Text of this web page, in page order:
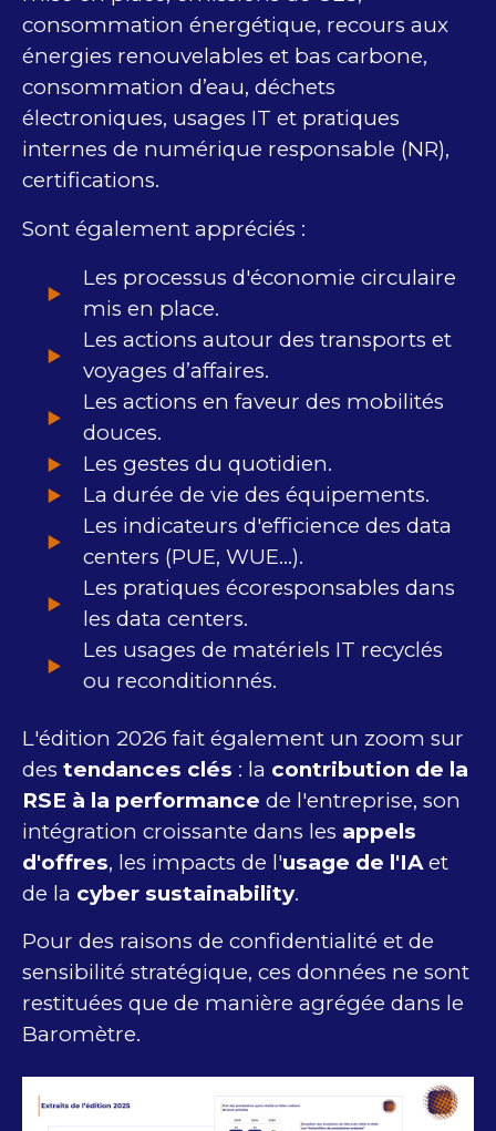
consommation énergétique, recours aux
énergies renouvelables et bas carbone,
consommation d’eau, déchets
électroniques, usages IT et pratiques
internes de numérique responsable (NR),
certifications.
Sont également appréciés :
Les processus d'économie circulaire
mis en place.
Les actions autour des transports et
voyages d’affaires.
Les actions en faveur des mobilités
douces.
Les gestes du quotidien.
La durée de vie des équipements.
Les indicateurs d'efficience des data
centers (PUE, WUE...).
Les pratiques écoresponsables dans
les data centers.
Les usages de matériels IT recyclés
ou reconditionnés.
L'édition 2026 fait également un zoom sur
des tendances clés : la contribution de la
RSE à la performance de l'entreprise, son
intégration croissante dans les appels
d'offres, les impacts de l'usage de l'IAet
de la cyber sustainability.
Pour des raisons de confidentialité et de
sensibilité stratégique, ces données ne sont
restituées que de manière agrégée dans le
Baromètre.